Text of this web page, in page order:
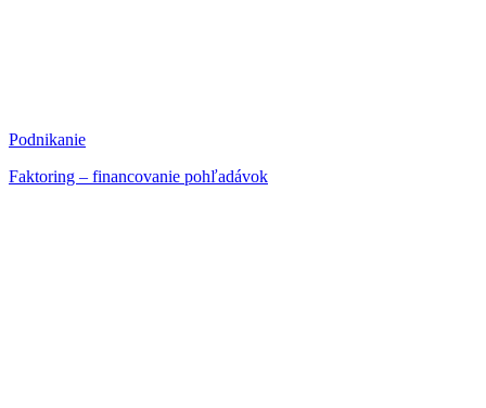
Podnikanie
Faktoring – financovanie pohľadávok